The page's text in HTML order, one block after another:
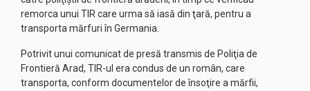
remorca unui TIR care urma să iasă din ţară, pentru a
transporta mărfuri în Germania.
Potrivit unui comunicat de presă transmis de Poliţia de
Frontieră Arad, TIR-ul era condus de un român, care
transporta, conform documentelor de însoţire a mărfii,